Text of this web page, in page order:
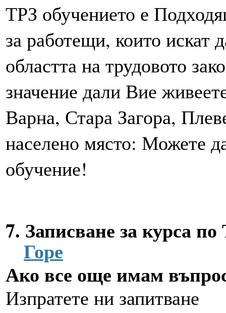
ТРЗ обучението е
за работещи, които искат
областта на трудовото
значение дали Вие
Варна, Стара Загора,
населено място: Можете
обучение!
7. Записване за
Горе
Ако все още имам
Изпратете ни запитване